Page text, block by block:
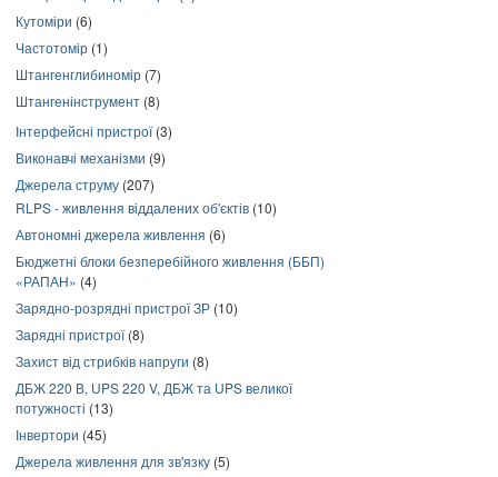
Кутоміри (6)
Частотомір (1)
Штангенглибиномір (7)
Штангенінструмент (8)
Інтерфейсні пристрої(3)
Виконавчі механізми (9)
Джерела струму (207)
RLPS - живлення віддалених об'єктів (10)
Автономні джерела живлення (6)
Бюджетні блоки безперебійного живлення (ББП)
«РАПАН» (4)
Зарядно-розрядні пристрої ЗР (10)
Зарядні пристрої(8)
Захист від стрибків напруги (8)
ДБЖ 220 В, UPS 220 V, ДБЖ та UPS великої
потужності (13)
Інвертори (45)
Джерела живлення для зв'язку (5)